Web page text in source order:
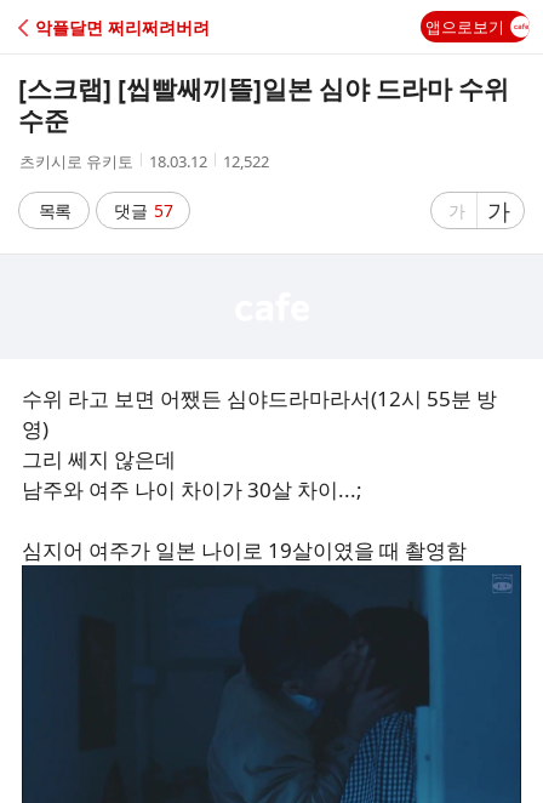
C
A
악플달면 쩌리쩌려버려 앱으로보기
[스크랩] [씹빨쌔끼뜰]일본 심야 드라마 수위
수준
작
자
츠키시로 유키토
작
시
간
18.03.12
조
12,522
목록 댓글 57
글
게
가
글
자
게
가
수위 라고 보면 어쨌든 심야드라마라서(12시 55분 방
영)
그리 쎄지 않은데
남주와 여주 나이 차이가 30살 차이...;
심지어 여주가 일본 나이로 19살이였을 때 촬영함